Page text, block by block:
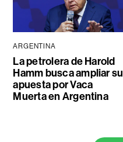
ARGENTINA
La petrolera de Harold
Hamm busca ampliar su
apuesta por Vaca
Muerta en Argentina